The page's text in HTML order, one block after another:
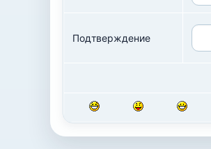
Подтверждение